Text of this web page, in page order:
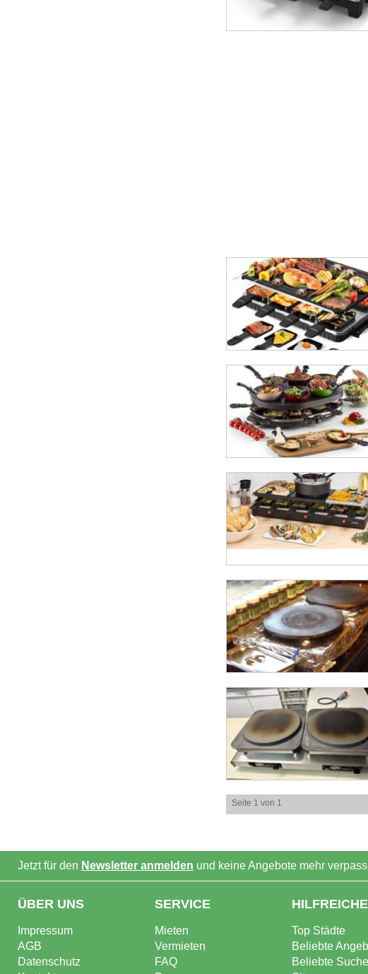
Seite 1 von 1
Jetzt für den Newsletter anmelden und keine Angebote mehr
ÜBER UNS
Impressum
AGB
Datenschutz
SERVICE
Mieten
Vermieten
FAQ
Top Städte
Beliebte
Beliebte